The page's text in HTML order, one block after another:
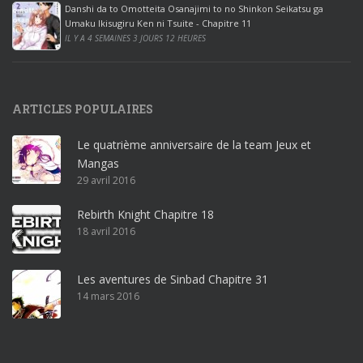
2
0
1
r
o
ff
i
c
e
3
r
Danshi da to Omotteita Osanajimi to no Shinkon Seikatsu ga
Umaku Ikisugiru Ken ni Tsuite - Chapitre 11
IL Y A 4 SEMAINES 3 JOURS 12 HEURES
ARTICLES POPULAIRES
Le quatrième anniversaire de la team Jeux et
Mangas
29 avril 2016
Rebirth Knight Chapitre 18
18 avril 2016
Les aventures de Sinbad Chapitre 31
14 mars 2016